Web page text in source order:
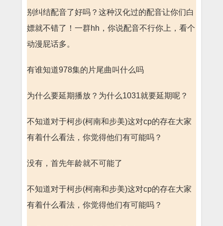
别纠结配音了好吗？这种汉化过的配音让你们白
嫖就不错了！一群hh，你说配音不行你上，看个
动漫屁话多。
有谁知道978集的片尾曲叫什么吗
为什么要延期播放？为什么1031就要延期呢？
不知道对于柯步(柯南和步美)这对cp的存在大家
有着什么看法，你觉得他们有可能吗？
没有，首先年龄就不可能了
不知道对于柯步(柯南和步美)这对cp的存在大家
有着什么看法，你觉得他们有可能吗？